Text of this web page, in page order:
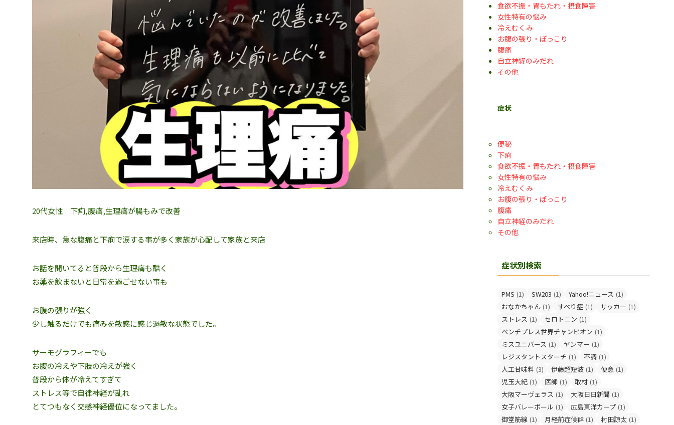
20代女性 下痢,腹痛,生理痛が腸もみで改善
来店時、急な腹痛と下痢で涙する事が多く家族が心配して家族と来店
お話を聞いてると普段から生理痛も酷く
お薬を飲まないと日常を過ごせない事も
お腹の張りが強く
少し触るだけでも痛みを敏感に感じ過敏な状態でした。
サーモグラフィーでも
お腹の冷えや下肢の冷えが強く
普段から体が冷えてすぎて
ストレス等で自律神経が乱れ
とてつもなく交感神経優位になってました。
食欲不振・胃もたれ・摂食障害
女性特有の悩み
冷えむくみ
お腹の張り・ぽっこり
腹痛
自立神経のみだれ
その他
症状
便秘
下痢
食欲不振・胃もたれ・摂食障害
女性特有の悩み
冷えむくみ
お腹の張り・ぽっこり
腹痛
自立神経のみだれ
その他
症状別検索
PMS (1) SW203 (1) Yahoo!ニュース (1)
おなかちゃん (1) すべり症 (1) サッカー (1)
ストレス (1) セロトニン (1)
ベンチプレス世界チャンピオン (1)
ミスユニバース (1) ヤンマー (1)
レジスタントスターチ (1) 不調 (1)
人工甘味料 (3) 伊藤超短波 (1) 便意 (1)
児玉大紀 (1) 医師 (1) 取材 (1)
大阪マーヴェラス (1) 大阪日日新聞 (1)
女子バレーボール (1) 広島東洋カープ (1)
御堂筋線 (1) 月経前症候群 (1) 村田諒太 (1)